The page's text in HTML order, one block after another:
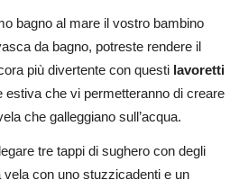
bagno al mare il vostro bambino
da bagno, potreste rendere il
più divertente con questi lavoretti
che vi permetteranno di creare
che galleggiano sull’acqua.
tre tappi di sughero con degli
con uno stuzzicadenti e un